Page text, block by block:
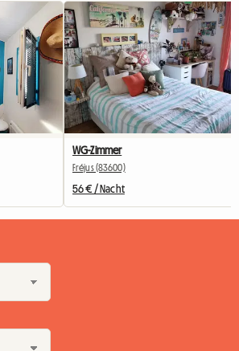
WG-Zimmer
Fréjus (83600)
56 € / Nacht